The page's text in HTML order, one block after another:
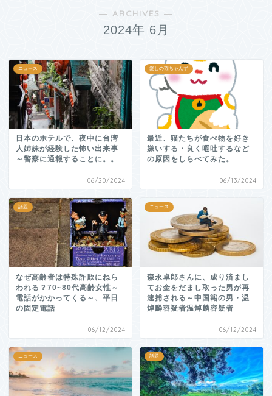
― ARCHIVES ―
2024年 6月
ニュース
日本のホテルで、夜中に台湾
人姉妹が経験した怖い出来事
～警察に通報することに。。
06/20/2024
愛しの猫ちゃんず
最近、猫たちが食べ物を好き
嫌いする・良く嘔吐するなど
の原因をしらべてみた。
06/13/2024
話題
なぜ高齢者は特殊詐欺にねら
われる？70~80代高齢女性～
電話がかかってくる～、平日
の固定電話
06/12/2024
ニュース
森永卓郎さんに、成り済まし
てお金をだまし取った男が再
逮捕される～中国籍の男・温
焯麟容疑者温焯麟容疑者
06/12/2024
ニュース 話題